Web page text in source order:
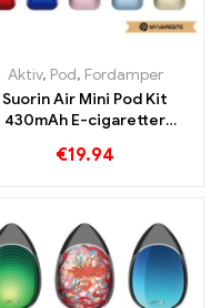
Aktiv, Pod, Fordamper
Suorin Air Mini Pod Kit
430mAh E-cigaretter
€19.94